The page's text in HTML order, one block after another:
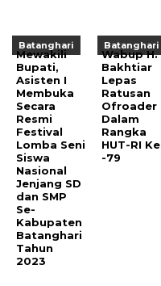
Batanghari
Mewakili
Bupati,
Asisten I
Membuka
Secara
Resmi
Festival
Lomba Seni
Siswa
Nasional
Jenjang SD
dan SMP
Se-
Kabupaten
Batanghari
Tahun
2023
Batanghari
Wabup H.
Bakhtiar
Lepas
Ratusan
Ofroader
Dalam
Rangka
HUT-RI Ke
-79